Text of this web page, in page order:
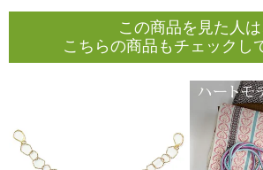
この商品を見た人は
こちらの商品もチェックし